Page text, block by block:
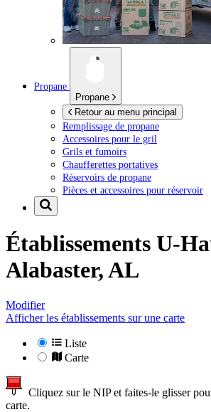
Propane
Propane
Retour au menu principal
Remplissage de propane
Accessoires pour le gril
Grils et fumoirs
Chaufferettes portatives
Réservoirs de propane
Pièces et accessoires pour réservoir
Établissements U-
Alabaster, AL
Modifier
Afficher les établissements sur une carte
Liste
Carte
Cliquez sur le NIP et faites-le glisser
carte.